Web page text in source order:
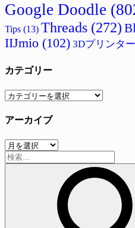
Google Doodle
Tips (13) Threads (272)
IIJmio (102) 3Dプリンター
カテゴリー
カ
ゴ
ー
アーカイブ
ア
ー
検
索: